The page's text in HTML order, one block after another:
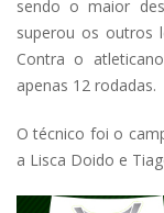
sendo o maior
superou os outros
Contra o
apenas 12 rodadas.
O técnico foi o
a Lisca Doido e